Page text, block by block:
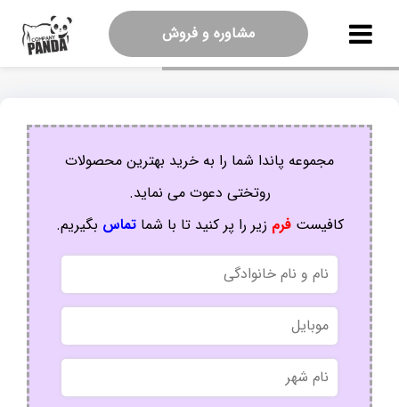
مشاوره و فروش
مجموعه پاندا شما را به خرید بهترین محصولات
روتختی دعوت می نماید.
کافیستفرم زیر را پر کنید تا با شماتماس بگیریم.
نام
و
نام
خانوادگی
موبایل
نام
شهر